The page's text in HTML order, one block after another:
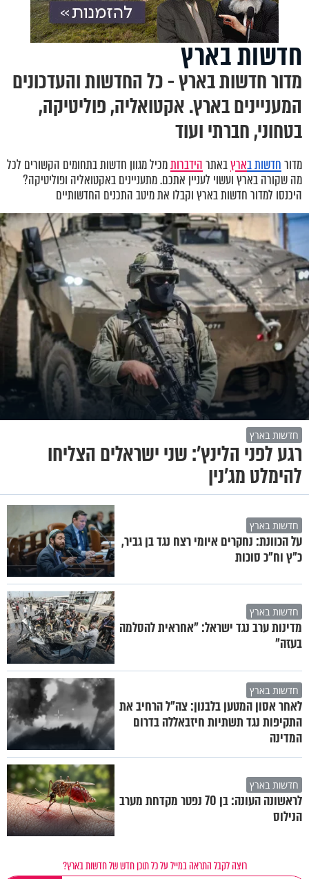
חדשות בארץ
מדור חדשות בארץ - כל החדשות והעדכונים
המעניינים בארץ. אקטואליה, פוליטיקה,
בטחוני, חברתי ועוד
מדורחדשות בארץבאתרהידברותמכיל מגוון חדשות בתחומים הקשורים לכל
מה שקורה בארץ ועשוי לעניין אתכם. מתעניינים באקטואליה ופוליטיקה?
היכנסו למדור חדשות בארץ וקבלו את מיטב התכנים החדשותיים
חדשות בארץ
רגע לפני הלינץ': שני ישראלים הצליחו
להימלט מג'נין
חדשות בארץ
על הכוונת: נחקרים איומי רצח נגד בן גביר,
כ"ץ וח"כ סוכות
חדשות בארץ
מדינות ערב נגד ישראל: "אחראית להסלמה
בעזה"
חדשות בארץ
לאחר אסון המטען בלבנון: צה"ל הרחיב את
התקיפות נגד תשתיות חיזבאללה בדרום
המדינה
חדשות בארץ
לראשונה העונה: בן 70 נפטר מקדחת מערב
הנילוס
רוצה לקבל התראה במייל על כל תוכן חדש של חדשות בארץ?